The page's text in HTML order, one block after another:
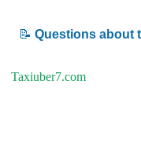
📝 Questions about
Taxiuber7.com